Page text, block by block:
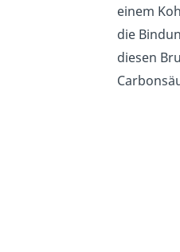
einem
die
diesen